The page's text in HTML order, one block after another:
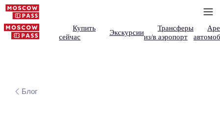
Купить
сейчас
Экскурсии
Трансферы
из/в аэропорт
Блог